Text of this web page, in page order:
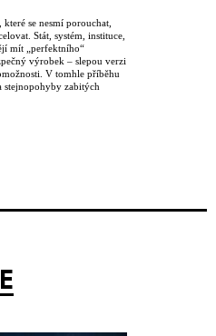
se nesmí porouchat,
Stát, systém, instituce,
mít „perfektního“
výrobek – slepou verzi
V tomhle příběhu
stejnopohyby zabitých
s dusivou nesvobodou?
ponorem do duše
objektů reprezentujících
Čechové, která vyšla v